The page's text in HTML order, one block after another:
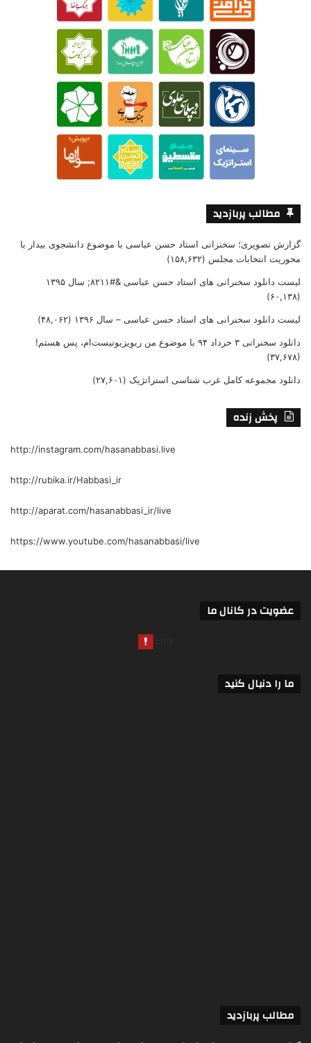
مطالب پربازدید
گزارش تصویری؛ سخنرانی استاد حسن عباسی با موضوع دانشجوی بیدار با
محوریت انتخابات مجلس (۱۵۸,۶۳۲)
لیست دانلود سخنرانی های استاد حسن عباسی &#۸۲۱۱; سال ۱۳۹۵
(۶۰,۱۳۸)
لیست دانلود سخنرانی های استاد حسن عباسی – سال ۱۳۹۶ (۴۸,۰۶۲)
دانلود سخنرانی ۳ خرداد ۹۴ با موضوع من ریویزیونیست‌ام، پس هستم!
(۳۷,۶۷۸)
دانلود مجموعه کامل غرب شناسی استراتژیک (۲۷,۶۰۱)
پخش زنده
http://instagram.com/hasanabbasi.live
http://rubika.ir/Habbasi_ir
http://aparat.com/hasanabbasi_ir/live
https://www.youtube.com/hasanabbasi/live
عضویت در کانال ما
ما را دنبال کنید
مطالب پربازدید